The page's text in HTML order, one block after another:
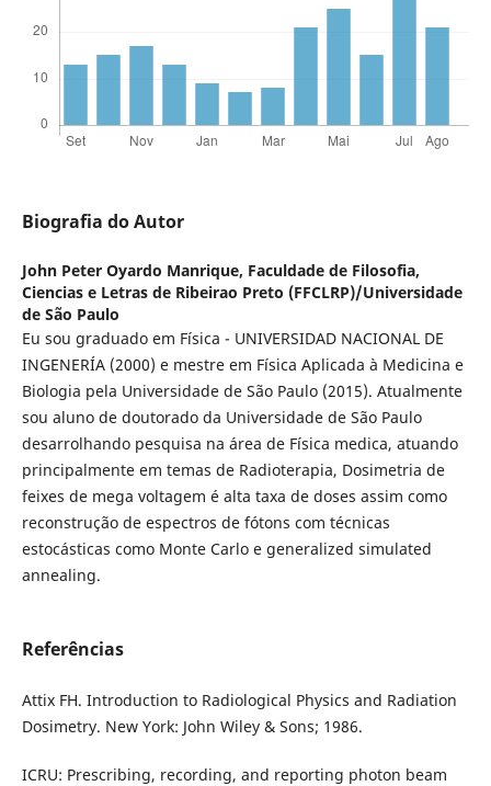
Biografia do Autor
John Peter Oyardo Manrique, Faculdade de Filosofia,
Ciencias e Letras de Ribeirao Preto (FFCLRP)/Universidade
de São Paulo
Eu sou graduado em Física - UNIVERSIDAD NACIONAL DE
INGENERÍA (2000) e mestre em Física Aplicada à Medicina e
Biologia pela Universidade de São Paulo (2015). Atualmente
sou aluno de doutorado da Universidade de São Paulo
desarrolhando pesquisa na área de Física medica, atuando
principalmente em temas de Radioterapia, Dosimetria de
feixes de mega voltagem é alta taxa de doses assim como
reconstrução de espectros de fótons com técnicas
estocásticas como Monte Carlo e generalized simulated
annealing.
Referências
Attix FH. Introduction to Radiological Physics and Radiation
Dosimetry. New York: John Wiley & Sons; 1986.
ICRU: Prescribing, recording, and reporting photon beam